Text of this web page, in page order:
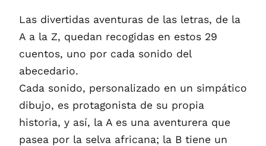
Las divertidas aventuras de las letras, de la
A a la Z, quedan recogidas en estos 29
cuentos, uno por cada sonido del
abecedario.
Cada sonido, personalizado en un simpático
dibujo, es protagonista de su propia
historia, y así, la A es una aventurera que
pasea por la selva africana; la B tiene un